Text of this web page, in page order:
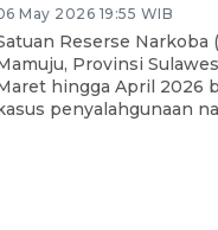
May 2026 19:55 WIB
Reserse Narkoba
Provinsi
hingga April 2026
penyalahgunaan